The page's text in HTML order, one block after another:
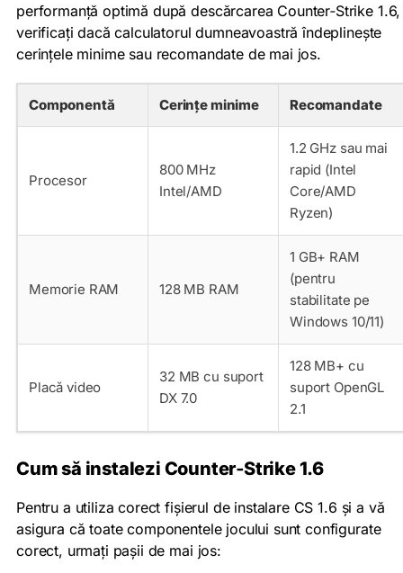
performanță optimă după descărcarea Counter‑Strike 1.6,
verificați dacă calculatorul dumneavoastră îndeplinește
cerințele minime sau recomandate de mai jos.
Componentă Cerințe minime Recomandate
Procesor
800 MHz
Intel/AMD
1.2 GHz sau mai
rapid (Intel
Core/AMD
Ryzen)
Memorie RAM 128 MB RAM
1 GB+ RAM
(pentru
stabilitate pe
Windows 10/11)
Placă video
32 MB cu suport
DX 7.0
128 MB+ cu
suport OpenGL
2.1
Cum să instalezi Counter‑Strike 1.6
Pentru a utiliza corect fișierul de instalare CS 1.6 și a vă
asigura că toate componentele jocului sunt configurate
corect, urmați pașii de mai jos: